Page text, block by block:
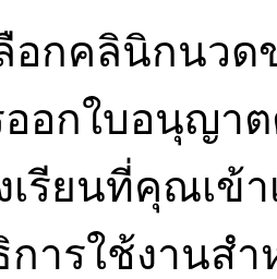
อกคลินิกนวด
อกใบอนุญา
เรียนที่คุณเ
ารใช้งานส